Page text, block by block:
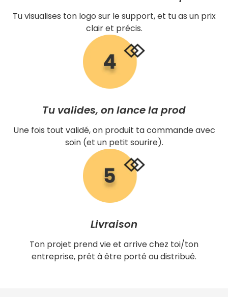
Tu visualises ton logo sur le support, et tu as un prix
clair et précis.
Tu valides, on lance la prod
Une fois tout validé, on produit ta commande avec
soin (et un petit sourire).
Livraison
Ton projet prend vie et arrive chez toi/ton
entreprise, prêt à être porté ou distribué.